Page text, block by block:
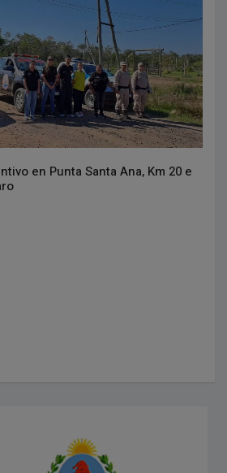
en Punta Santa Ana, Km 20 e